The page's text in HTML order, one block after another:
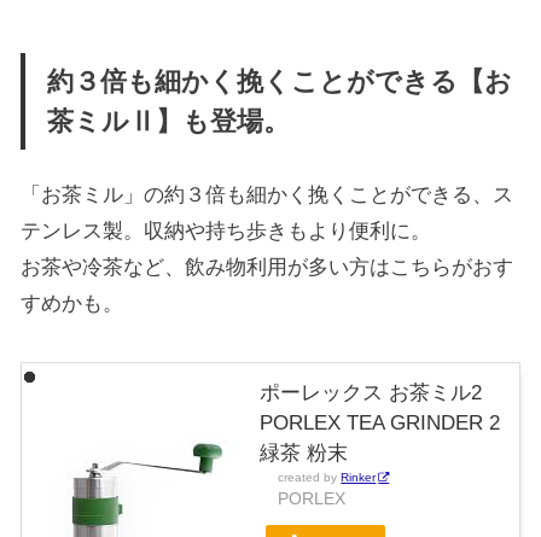
約３倍も細かく挽くことができる【お
茶ミルⅡ】も登場。
「お茶ミル」の約３倍も細かく挽くことができる、ス
テンレス製。収納や持ち歩きもより便利に。
お茶や冷茶など、飲み物利用が多い方はこちらがおす
すめかも。
ポーレックス お茶ミル2
PORLEX TEA GRINDER 2
緑茶 粉末
created by Rinker
PORLEX